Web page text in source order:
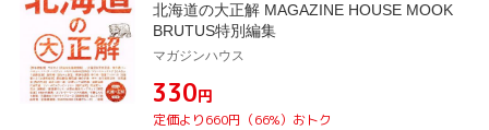
北海道の大正解 MAGAZINE HOUSE MOOK
BRUTUS特別編集
マガジンハウス
¥330円
定価より660円（66%）おトク